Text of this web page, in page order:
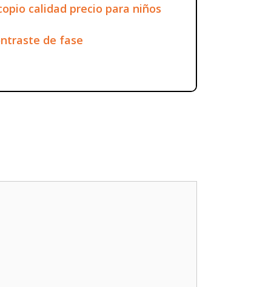
calidad precio para niños
de fase